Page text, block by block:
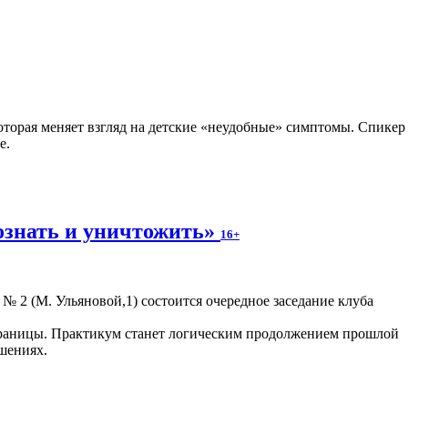
меняет взгляд на детские «неудобные» симптомы. Спикер
и уничтожить» 16+
№ 2 (М. Ульяновой,1) состоится очередное заседание клуба
Практикум станет логическим продолжением прошлой